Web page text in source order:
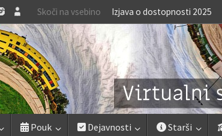
Skoči na vsebino Izjava o dostopnosti 2025
Pouk Dejavnosti Starši